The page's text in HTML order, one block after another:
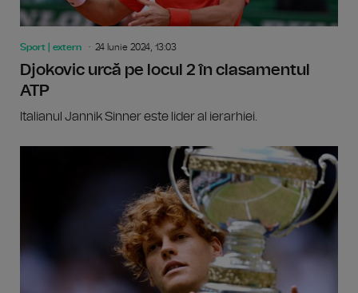
Sport | extern 24 Iunie 2024, 13:03
Djokovic urcă pe locul 2 în clasamentul
ATP
Italianul Jannik Sinner este lider al ierarhiei.